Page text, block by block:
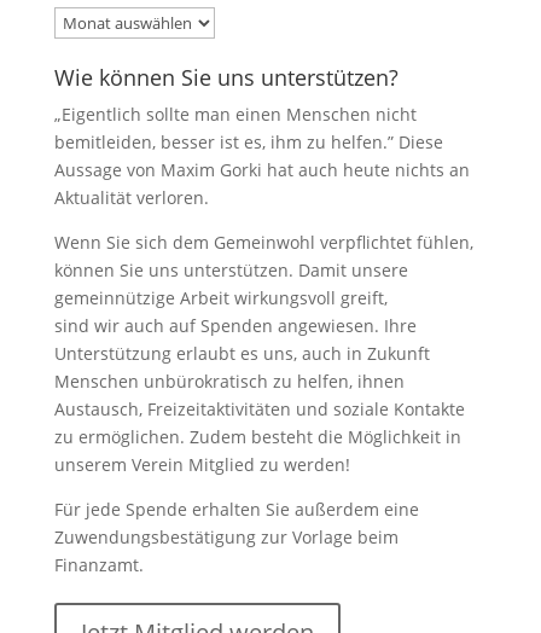
Archiv
Wie können Sie uns unterstützen?
„Eigentlich sollte man einen Menschen nicht
bemitleiden, besser ist es, ihm zu helfen.” Diese
Aussage von Maxim Gorki hat auch heute nichts an
Aktualität verloren.
Wenn Sie sich dem Gemeinwohl verpflichtet fühlen,
können Sie uns unterstützen. Damit unsere
gemeinnützige Arbeit wirkungsvoll greift,
sind wir auch auf Spenden angewiesen. Ihre
Unterstützung erlaubt es uns, auch in Zukunft
Menschen unbürokratisch zu helfen, ihnen
Austausch, Freizeitaktivitäten und soziale Kontakte
zu ermöglichen. Zudem besteht die Möglichkeit in
unserem Verein Mitglied zu werden!
Für jede Spende erhalten Sie außerdem eine
Zuwendungsbestätigung zur Vorlage beim
Finanzamt.